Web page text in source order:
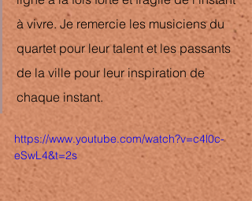
à vivre. Je remercie les musiciens du
quartet pour leur talent et les passants
de la ville pour leur inspiration de
chaque instant.
https://www.youtube.com/watch?v=c4l0c-
eSwL4&t=2s